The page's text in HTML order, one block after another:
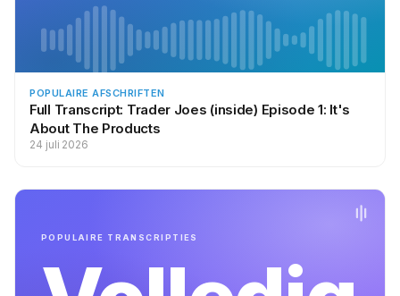
POPULAIRE AFSCHRIFTEN
Full Transcript: Trader Joes (inside) Episode 1: It's
About The Products
24 juli 2026
POPULAIRE TRANSCRIPTIES